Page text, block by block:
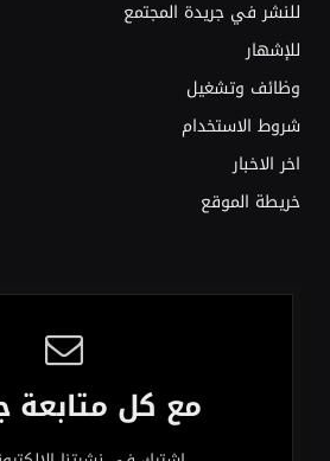
للنشر في جريدة المجتمع
للإشهار
وظائف وتشغيل
شروط الاستخدام
اخر الاخبار
خريطة الموقع
مع كل متابعة